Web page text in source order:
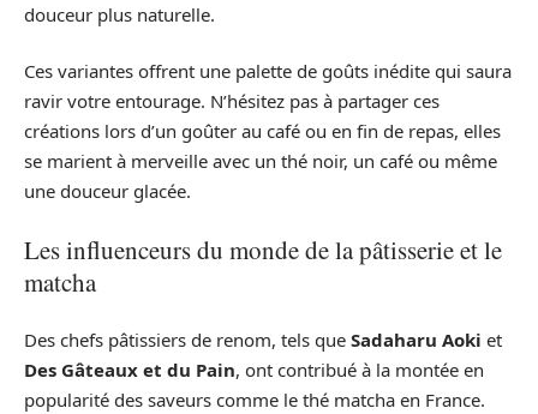
douceur plus naturelle.
Ces variantes offrent une palette de goûts inédite qui saura
ravir votre entourage. N’hésitez pas à partager ces
créations lors d’un goûter au café ou en fin de repas, elles
se marient à merveille avec un thé noir, un café ou même
une douceur glacée.
Les influenceurs du monde de la pâtisserie et le
matcha
Des chefs pâtissiers de renom, tels que Sadaharu Aoki et
Des Gâteaux et du Pain, ont contribué à la montée en
popularité des saveurs comme le thé matcha en France.